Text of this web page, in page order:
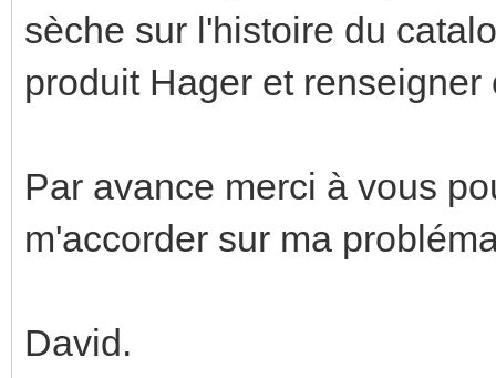
sèche sur l'histoire du
produit Hager et
Par avance merci à vous
m'accorder sur ma
David.